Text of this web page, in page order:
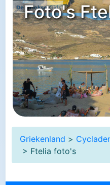
Foto's
Griekenland >
> Ftelia foto's